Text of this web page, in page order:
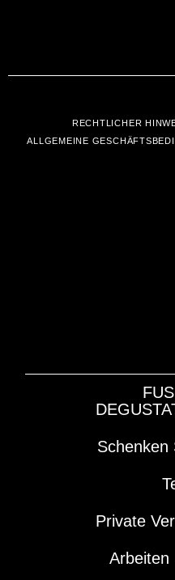
RECHTLICHER
ALLGEMEINE
Schenken
Private
Arbeiten